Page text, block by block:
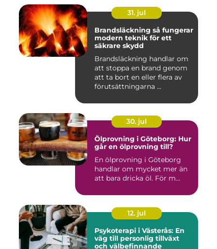
31. jul
Brandsläckning så fungerar
modern teknik för ett
säkrare skydd
Brandsläckning handlar om
att stoppa en brand genom
att ta bort en eller flera av
förutsättningarna ...
30. jul
Ölprovning i Göteborg: Hur
går en ölprovning till?
En ölprovning i Göteborg
handlar om mycket mer än
att bara dricka öl. För m...
12. jul
Psykoterapi i Västerås: En
väg till personlig tillväxt
och välbefinnande